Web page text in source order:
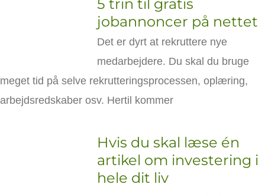
5 trin til gratis
jobannoncer på nettet
Det er dyrt at rekruttere nye
medarbejdere. Du skal du bruge
meget tid på selve rekrutteringsprocessen, oplæring,
arbejdsredskaber osv. Hertil kommer
Hvis du skal læse én
artikel om investering i
hele dit liv